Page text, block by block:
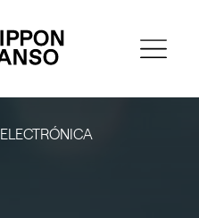
ELECTRÓNICA